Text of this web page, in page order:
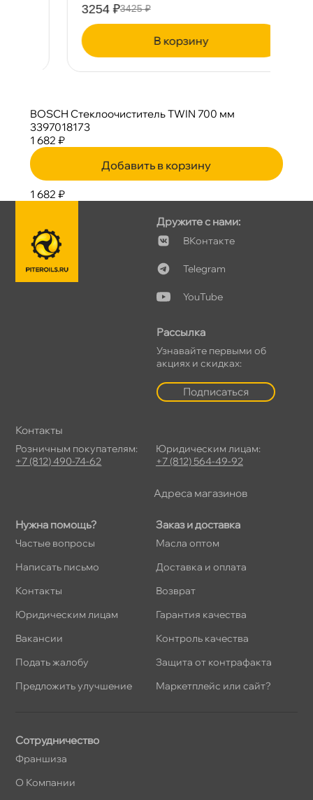
3254 ₽3425 ₽
корзину
BOSCH Стеклоочиститель TWIN 700 мм
3397018173
1 682 ₽
Добавить в корзину
1 682 ₽
Нужна помощь?
Частые вопросы
Написать письмо
Контакты
Юридическим лицам
акансии
Подать жалобу
Предложить улучшение
Заказ и доставка
Масла оптом
Доставка и оплата
озврат
Гарантия качества
Контроль качества
Защита от контрафакта
Маркетплейс или сайт?
Дружите с нами:
Контакте
Telegram
YouTube
Рассылка
Узнавайте первыми о
акциях и скидках:
Подписаться
Сотрудничество
Франшиза
О Компании
Контакты
Розничным покупателям:
+7 (812) 490-74-62
Юридическим лицам:
+7 (812) 564-49-92
Адреса магазино